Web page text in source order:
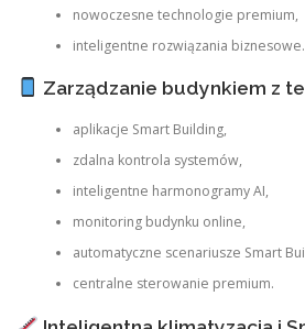
nowoczesne technologie premium,
inteligentne rozwiązania biznesowe.
Zarządzanie budynkiem z
aplikacje Smart Building,
zdalna kontrola systemów,
inteligentne harmonogramy AI,
monitoring budynku online,
automatyczne scenariusze Smart
centralne sterowanie premium.